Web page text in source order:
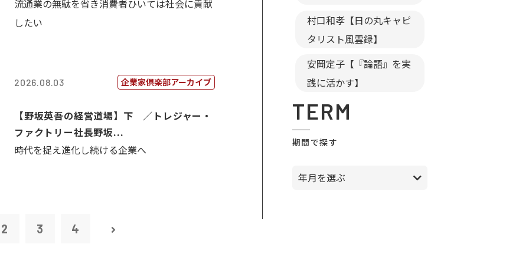
流通業の無駄を省き消費者ひいては社会に貢献
したい
2026.08.03 企業家倶楽部アーカイブ
【野坂英吾の経営道場】下 ／トレジャー・
ファクトリー社長野坂...
時代を捉え進化し続ける企業へ
2 3 4
村口和孝【日の丸キャピ
タリスト風雲録】
安岡定子【『論語』を実
践に活かす】
TERM
期間で探す
年月を選ぶ